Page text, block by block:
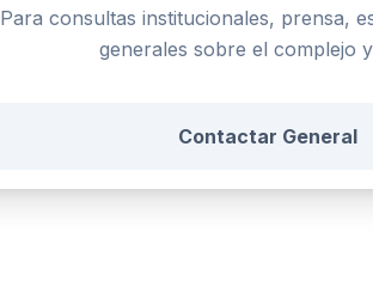
Para consultas institucionales, prensa,
generales sobre el complejo
Contactar General